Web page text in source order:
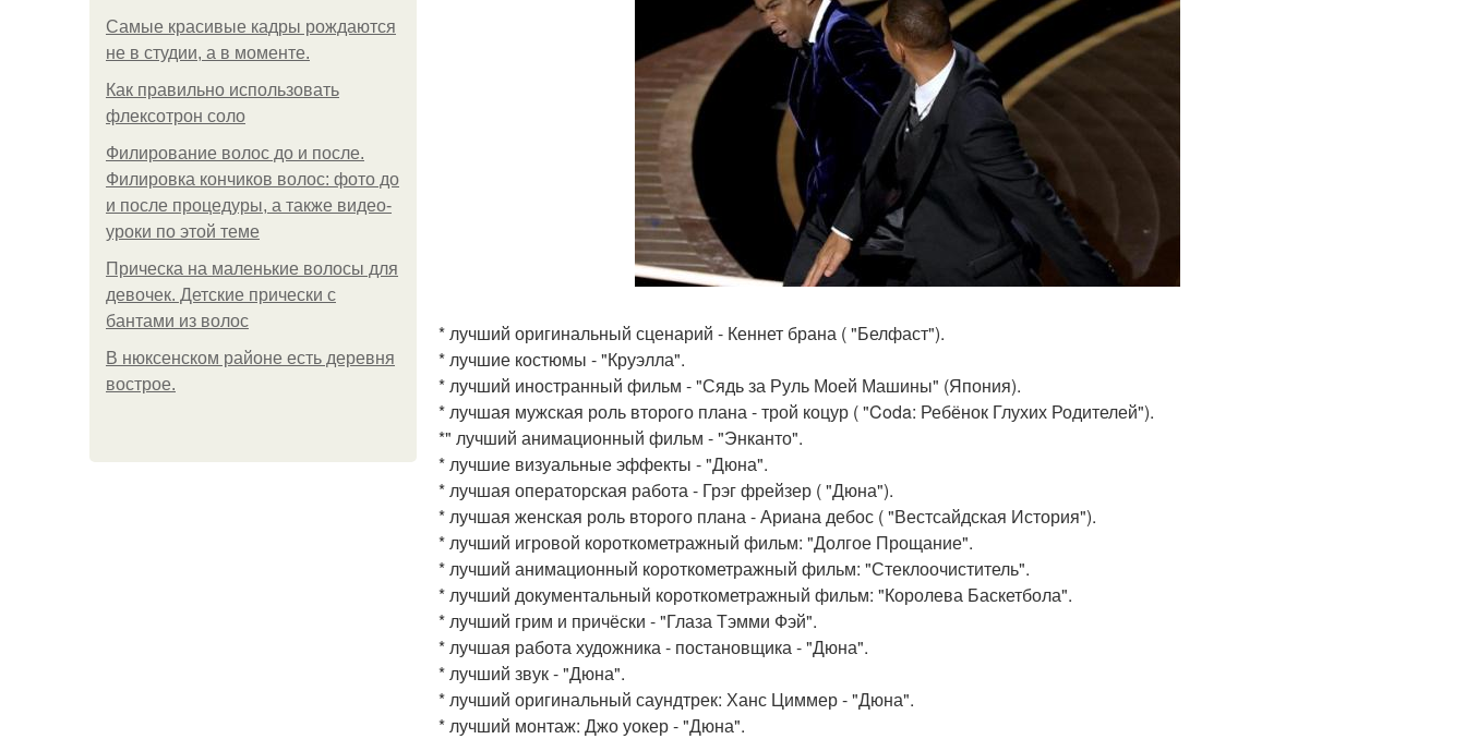
Самые красивые кадры рождаются
не в студии, а в моменте.
Как правильно использовать
флексотрон соло
Филирование волос до и после.
Филировка кончиков волос: фото до
и после процедуры, а также видео-
уроки по этой теме
Прическа на маленькие волосы для
девочек. Детские прически с
бантами из волос
В нюксенском районе есть деревня
вострое.
* лучший оригинальный сценарий - Кеннет брана ( "Белфаст").
* лучшие костюмы - "Круэлла".
* лучший иностранный фильм - "Сядь за Руль Моей Машины" (Япония).
* лучшая мужская роль второго плана - трой коцур ( "Coda: Ребёнок Глухих Родителей").
*" лучший анимационный фильм - "Энканто".
* лучшие визуальные эффекты - "Дюна".
* лучшая операторская работа - Грэг фрейзер ( "Дюна").
* лучшая женская роль второго плана - Ариана дебос ( "Вестсайдская История").
* лучший игровой короткометражный фильм: "Долгое Прощание".
* лучший анимационный короткометражный фильм: "Стеклоочиститель".
* лучший документальный короткометражный фильм: "Королева Баскетбола".
* лучший грим и причёски - "Глаза Тэмми Фэй".
* лучшая работа художника - постановщика - "Дюна".
* лучший звук - "Дюна".
* лучший оригинальный саундтрек: Ханс Циммер - "Дюна".
* лучший монтаж: Джо уокер - "Дюна".